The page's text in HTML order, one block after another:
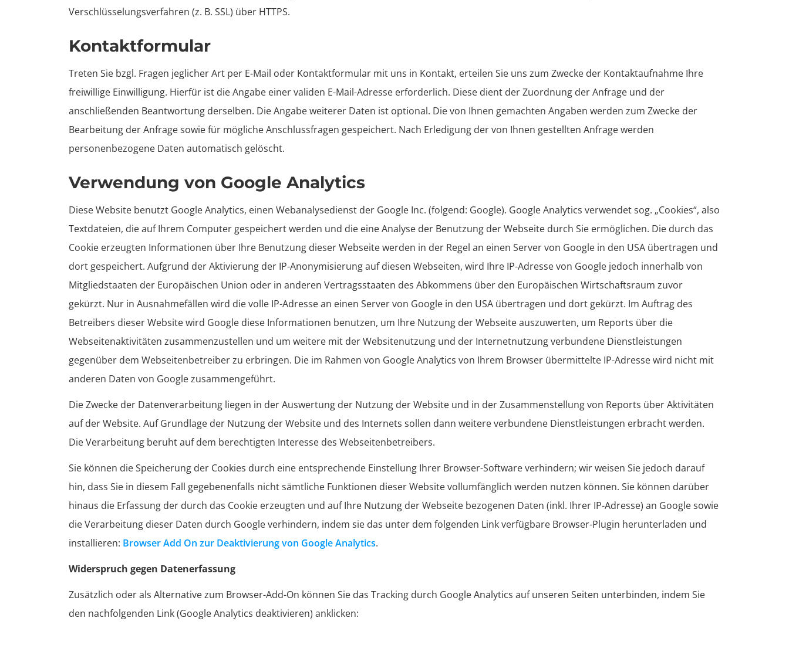
Verschlüsselungsverfahren (z. B. SSL) über HTTPS.
Kontaktformular
Treten Sie bzgl. Fragen jeglicher Art per E-Mail oder Kontaktformular mit uns in Kontakt, erteilen Sie uns zum Zwecke der Kontaktaufnahme Ihre
freiwillige Einwilligung. Hierfür ist die Angabe einer validen E-Mail-Adresse erforderlich. Diese dient der Zuordnung der Anfrage und der
anschließenden Beantwortung derselben. Die Angabe weiterer Daten ist optional. Die von Ihnen gemachten Angaben werden zum Zwecke der
Bearbeitung der Anfrage sowie für mögliche Anschlussfragen gespeichert. Nach Erledigung der von Ihnen gestellten Anfrage werden
personenbezogene Daten automatisch gelöscht.
Verwendung von Google Analytics
Diese Website benutzt Google Analytics, einen Webanalysedienst der Google Inc. (folgend: Google). Google Analytics verwendet sog. „Cookies“, also
Textdateien, die auf Ihrem Computer gespeichert werden und die eine Analyse der Benutzung der Webseite durch Sie ermöglichen. Die durch das
Cookie erzeugten Informationen über Ihre Benutzung dieser Webseite werden in der Regel an einen Server von Google in den USA übertragen und
dort gespeichert. Aufgrund der Aktivierung der IP-Anonymisierung auf diesen Webseiten, wird Ihre IP-Adresse von Google jedoch innerhalb von
Mitgliedstaaten der Europäischen Union oder in anderen Vertragsstaaten des Abkommens über den Europäischen Wirtschaftsraum zuvor
gekürzt. Nur in Ausnahmefällen wird die volle IP-Adresse an einen Server von Google in den USA übertragen und dort gekürzt. Im Auftrag des
Betreibers dieser Website wird Google diese Informationen benutzen, um Ihre Nutzung der Webseite auszuwerten, um Reports über die
Webseitenaktivitäten zusammenzustellen und um weitere mit der Websitenutzung und der Internetnutzung verbundene Dienstleistungen
gegenüber dem Webseitenbetreiber zu erbringen. Die im Rahmen von Google Analytics von Ihrem Browser übermittelte IP-Adresse wird nicht mit
anderen Daten von Google zusammengeführt.
Die Zwecke der Datenverarbeitung liegen in der Auswertung der Nutzung der Website und in der Zusammenstellung von Reports über Aktivitäten
auf der Website. Auf Grundlage der Nutzung der Website und des Internets sollen dann weitere verbundene Dienstleistungen erbracht werden.
Die Verarbeitung beruht auf dem berechtigten Interesse des Webseitenbetreibers.
Sie können die Speicherung der Cookies durch eine entsprechende Einstellung Ihrer Browser-Software verhindern; wir weisen Sie jedoch darauf
hin, dass Sie in diesem Fall gegebenenfalls nicht sämtliche Funktionen dieser Website vollumfänglich werden nutzen können. Sie können darüber
hinaus die Erfassung der durch das Cookie erzeugten und auf Ihre Nutzung der Webseite bezogenen Daten (inkl. Ihrer IP-Adresse) an Google sowie
die Verarbeitung dieser Daten durch Google verhindern, indem sie das unter dem folgenden Link verfügbare Browser-Plugin herunterladen und
installieren: Browser Add On zur Deaktivierung von Google Analytics.
Widerspruch gegen Datenerfassung
Zusätzlich oder als Alternative zum Browser-Add-On können Sie das Tracking durch Google Analytics auf unseren Seiten unterbinden, indem Sie
den nachfolgenden Link (Google Analytics deaktivieren) anklicken: